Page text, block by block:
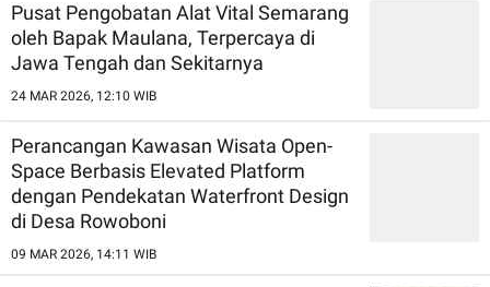
Pusat Pengobatan Alat Vital Semarang
oleh Bapak Maulana, Terpercaya di
Jawa Tengah dan Sekitarnya
24 MAR 2026, 12:10 WIB
Perancangan Kawasan Wisata Open-
Space Berbasis Elevated Platform
dengan Pendekatan Waterfront Design
di Desa Rowoboni
09 MAR 2026, 14:11 WIB